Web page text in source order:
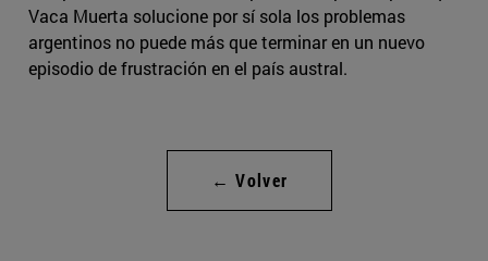
Vaca Muerta solucione por sí sola los problemas
argentinos no puede más que terminar en un nuevo
episodio de frustración en el país austral.
← Volver